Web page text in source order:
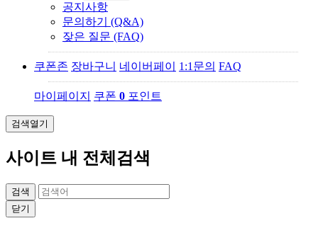
공지사항
문의하기 (Q&A)
잦은 질문 (FAQ)
쿠폰존 장바구니 네이버페이 1:1문의 FAQ
마이페이지 쿠폰 0 포인트
검색열기
사이트 내 전체검색
검색
닫기